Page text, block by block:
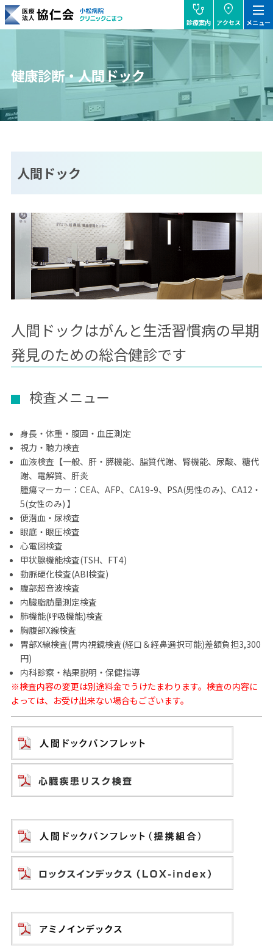
協仁会小松病院
stethoscope
診療案内
location_on
アクセス
dehaze
メニュー
健康診断・人間ドック
人間ドック
人間ドックはがんと生活習慣病の早期
発見のための総合健診です
検査メニュー
身長・体重・腹囲・血圧測定
視力・聴力検査
血液検査【一般、肝・膵機能、脂質代謝、腎機能、尿酸、糖代
謝、電解質、肝炎
腫瘍マーカー：CEA、AFP、CA19-9、PSA(男性のみ)、CA12・
5(女性のみ) 】
便潜血・尿検査
眼底・眼圧検査
心電図検査
甲状腺機能検査(TSH、FT4)
動脈硬化検査(ABI検査)
腹部超音波検査
内臓脂肪量測定検査
肺機能(呼吸機能)検査
胸腹部X線検査
胃部X線検査(胃内視鏡検査(経口＆経鼻選択可能)差額負担3,300
円)
内科診察・結果説明・保健指導
※検査内容の変更は別途料金でうけたまわります。検査の内容に
よっては、お受け出来ない場合もございます。